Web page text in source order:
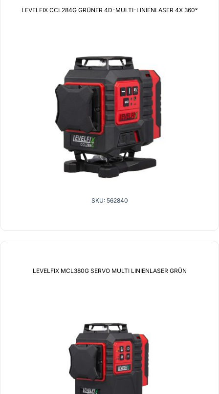
LEVELFIX CCL284G GRÜNER 4D-MULTI-LINIENLASER 4X 360°
SKU: 562840
LEVELFIX MCL380G SERVO MULTI LINIENLASER GRÜN